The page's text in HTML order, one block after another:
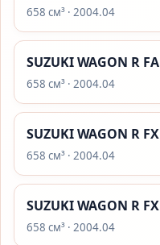
658 см³ · 2004.04
SUZUKI WAGON R FA
658 см³ · 2004.04
SUZUKI WAGON R FX
658 см³ · 2004.04
SUZUKI WAGON R FX
658 см³ · 2004.04